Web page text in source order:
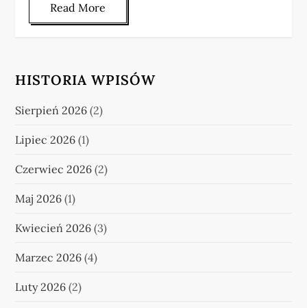
Read More
HISTORIA WPISÓW
Sierpień 2026 (2)
Lipiec 2026 (1)
Czerwiec 2026 (2)
Maj 2026 (1)
Kwiecień 2026 (3)
Marzec 2026 (4)
Luty 2026 (2)